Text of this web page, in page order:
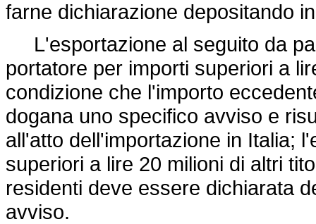
farne dichiarazione depositando
L'esportazione al seguito da
portatore per importi superiori a
condizione che l'importo
dogana uno specifico avviso e
all'atto dell'importazione in Italia;
superiori a lire 20 milioni di altri
residenti deve essere dichiarata
avviso.